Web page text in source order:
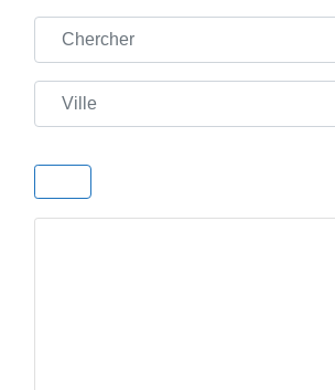
Chercher
Ville